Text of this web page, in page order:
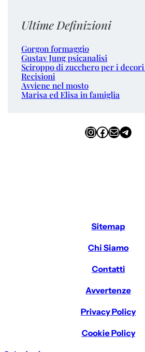
Ultime Definizioni
Gorgon formaggio
Gustav Jung psicanalisi
Sciroppo di zucchero per i
Recisioni
Avviene nel mosto
Marisa ed Elisa in famiglia
InstagramFacebook Email Telegram
Sitemap
Chi Siamo
Contatti
Avvertenze
Privacy Policy
Cookie Policy